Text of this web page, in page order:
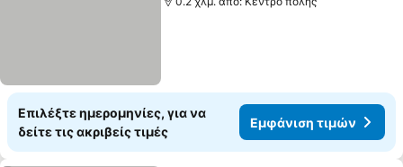
Επιλέξτε ημερομηνίες, για να
δείτε τις ακριβείς τιμές
Εμφάνιση τιμών